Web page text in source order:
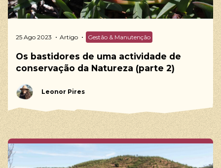
25 Ago 2023 Artigo Gestão & Manutenção
Os bastidores de uma actividade de
conservação da Natureza (parte 2)
Leonor Pires